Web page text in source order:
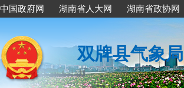
中国政府网 湖南省人大网 湖南省政协网
双牌县气象局